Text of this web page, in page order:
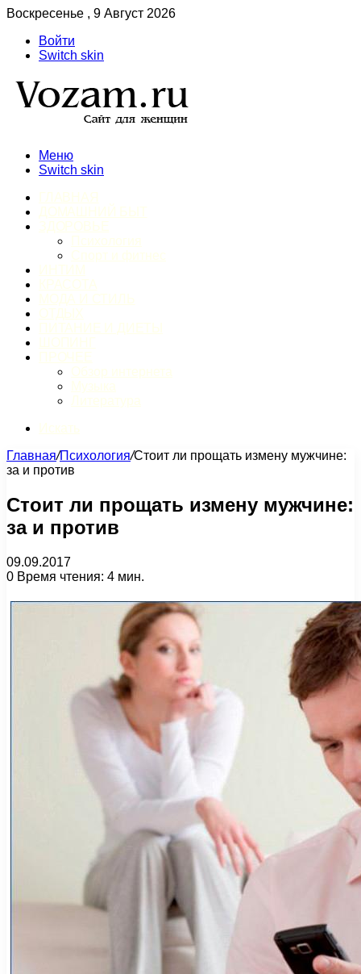
Воскресенье , 9 Август 2026
Войти
Switch skin
Меню
Switch skin
Главная/Психология/Стоит ли прощать измену мужчине:
за и против
Стоит ли прощать измену мужчине:
за и против
09.09.2017
0 Время чтения: 4 мин.